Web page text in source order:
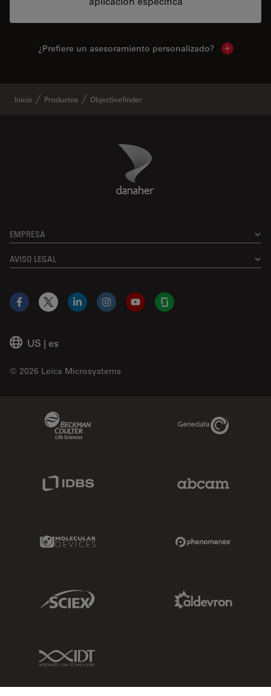
¿Prefiere un asesoramiento personalizado? Show local
Inicio Productos Objectivefinder
Danaher Logo
EMPRESA
AVISO LEGAL
US | es
© 2026 Leica Microsystems
Facebook
X LinkedInInstagramYouTubeGlassdoor
Genedata Link
Molecular Devices Link
Sciex Link
IDT Link